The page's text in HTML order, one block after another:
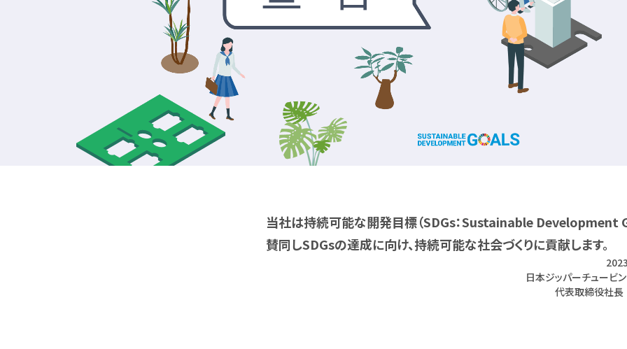
当社は持続可能な開発目標（SDGs：Sustainable Development
賛同しSDGsの達成に向け、持続可能な社会づくりに貢献します。
日本ジッパーチュービ
代表取締役社